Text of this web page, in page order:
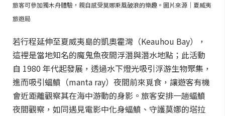
旅客可參加獨木舟體驗，親自感受莫娜乘風破浪的樂趣。圖片來源｜夏威夷
旅遊局
若行程延伸至夏威夷島的凱奧霍灣（Keauhou Bay），
這裡是當地知名的魔鬼魚夜間浮潛與潛水地點；此活動
自 1980 年代起發展，透過水下燈光吸引浮游生物聚集，
進而吸引蝠鱝（manta ray）夜間前來覓食，讓遊客有機
會近距離觀察其在海中游動的身影。旅客安排一趟蝠鱝
夜間觀察，如同遇見電影中化身蝠鱝、守護莫娜的塔拉